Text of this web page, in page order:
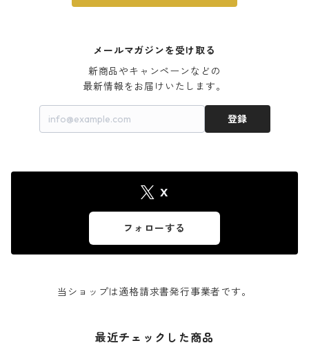
メールマガジンを受け取る
新商品やキャンペーンなどの
最新情報をお届けいたします。
登録
X
フォローする
当ショップは適格請求書発行事業者です。
最近チェックした商品